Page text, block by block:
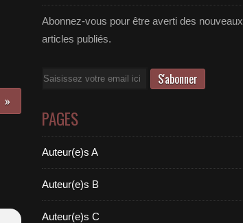
Abonnez-vous pour être averti des nouveaux
articles publiés.
Email
PAGES
Auteur(e)s A
Auteur(e)s B
Auteur(e)s C